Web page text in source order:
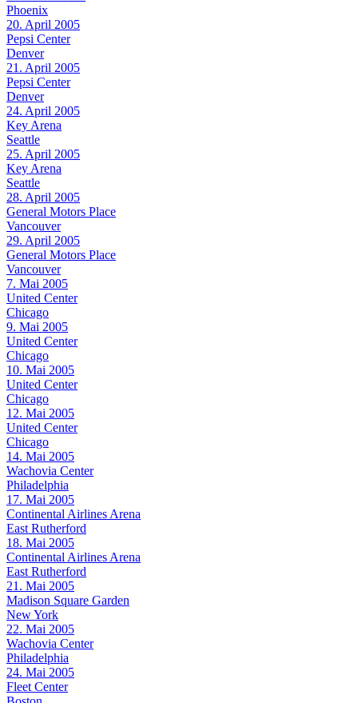
Phoenix
20. April 2005
Pepsi Center
Denver
21. April 2005
Pepsi Center
Denver
24. April 2005
Key Arena
Seattle
25. April 2005
Key Arena
Seattle
28. April 2005
General Motors Place
Vancouver
29. April 2005
General Motors Place
Vancouver
7. Mai 2005
United Center
Chicago
9. Mai 2005
United Center
Chicago
10. Mai 2005
United Center
Chicago
12. Mai 2005
United Center
Chicago
14. Mai 2005
Wachovia Center
Philadelphia
17. Mai 2005
Continental Airlines Arena
East Rutherford
18. Mai 2005
Continental Airlines Arena
East Rutherford
21. Mai 2005
Madison Square Garden
New York
22. Mai 2005
Wachovia Center
Philadelphia
24. Mai 2005
Fleet Center